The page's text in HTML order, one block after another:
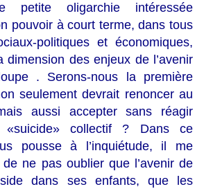
petite oligarchie intéressée
pouvoir à court terme, dans tous
politiques et économiques,
dimension des enjeux de l’avenir
. Serons-nous la première
seulement devrait renoncer au
aussi accepter sans réagir
«suicide» collectif ? Dans ce
pousse à l’inquiétude, il me
ne pas oublier que l’avenir de
dans ses enfants, que les